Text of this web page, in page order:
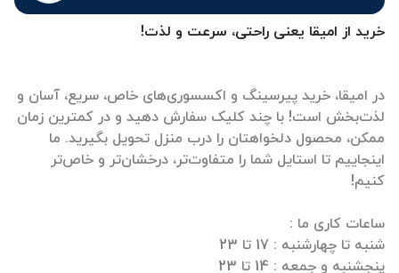
خرید از امیقا یعنی راحتی، سرعت و لذت!
در امیقا، خرید پیرسینگ و اکسسوری‌های خاص، سریع، آسان و
لذت‌بخش است! با چند کلیک سفارش دهید و در کمترین زمان
ممکن، محصول دلخواهتان را درب منزل تحویل بگیرید. ما
اینجاییم تا استایل شما را متفاوت‌تر، درخشان‌تر و خاص‌تر